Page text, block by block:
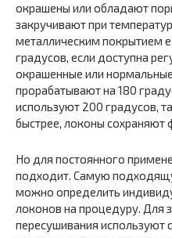
окрашены или обладают
закручивают при
металлическим покрытием
градусов, если доступна
окрашенные или
прорабатывают на 180
используют 200 градусов,
быстрее, локоны
Но для постоянного
подходит. Самую
можно определить
локонов на процедуру. Для
пересушивания используют